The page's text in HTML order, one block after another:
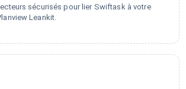
sécurisés pour lier Swiftask à votre
Leankit.